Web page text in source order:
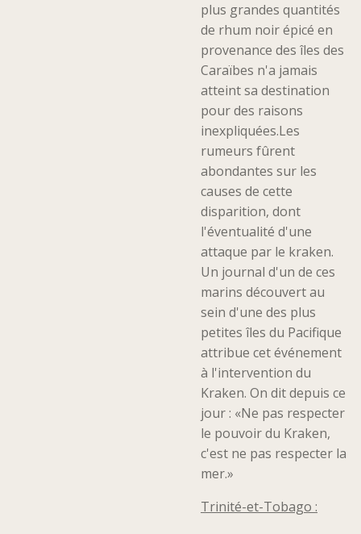
plus grandes quantités
de rhum noir épicé en
provenance des îles des
Caraïbes n'a jamais
atteint sa destination
pour des raisons
inexpliquées.Les
rumeurs fûrent
abondantes sur les
causes de cette
disparition, dont
l'éventualité d'une
attaque par le kraken.
Un journal d'un de ces
marins découvert au
sein d'une des plus
petites îles du Pacifique
attribue cet événement
à l'intervention du
Kraken. On dit depuis ce
jour : «Ne pas respecter
le pouvoir du Kraken,
c'est ne pas respecter la
mer.»
Trinité-et-Tobago :